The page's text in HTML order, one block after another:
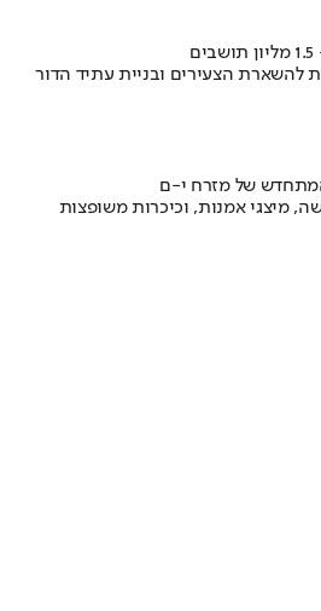
להשארת הצעירים ובניית עתיד הדור
המתחדש של מזרח י-ם
מיצגי אמנות, וכיכרות משופצות